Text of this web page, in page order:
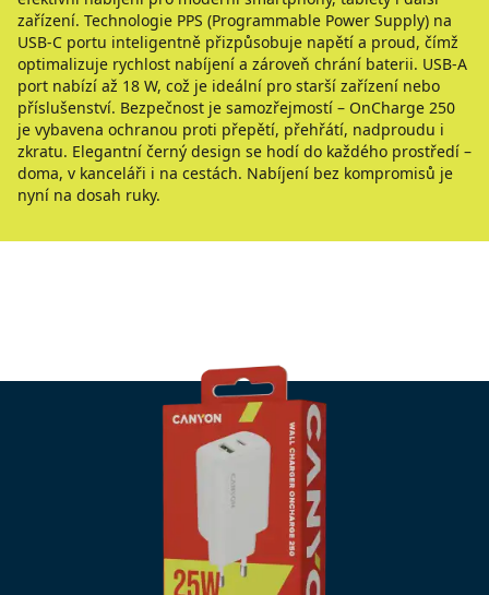
zařízení. Technologie PPS (Programmable Power Supply) na
USB-C portu inteligentně přizpůsobuje napětí a proud, čímž
optimalizuje rychlost nabíjení a zároveň chrání baterii. USB-A
port nabízí až 18 W, což je ideální pro starší zařízení nebo
příslušenství. Bezpečnost je samozřejmostí – OnCharge 250
je vybavena ochranou proti přepětí, přehřátí, nadproudu i
zkratu. Elegantní černý design se hodí do každého prostředí –
doma, v kanceláři i na cestách. Nabíjení bez kompromisů je
nyní na dosah ruky.